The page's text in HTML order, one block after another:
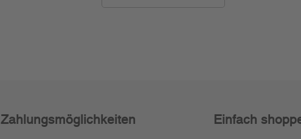
Zahlungsmöglichkeiten Einfach